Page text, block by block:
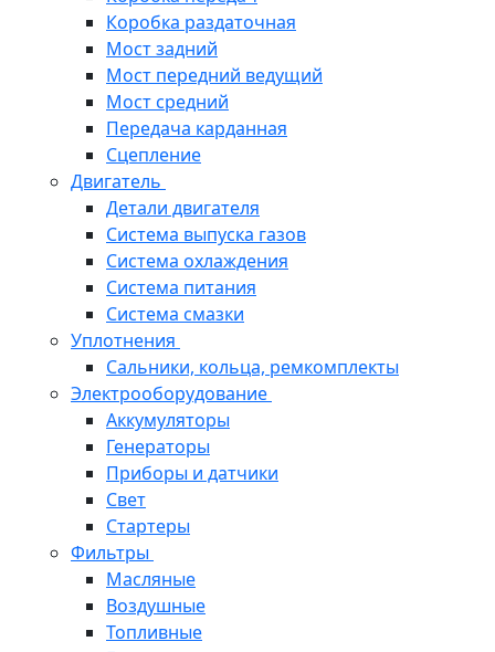
Коробка раздаточная
Мост задний
Мост передний ведущий
Мост средний
Передача карданная
Сцепление
Двигатель
Детали двигателя
Система выпуска газов
Система охлаждения
Система питания
Система смазки
Уплотнения
Сальники, кольца, ремкомплекты
Электрооборудование
Аккумуляторы
Генераторы
Приборы и датчики
Свет
Стартеры
Фильтры
Масляные
Воздушные
Топливные